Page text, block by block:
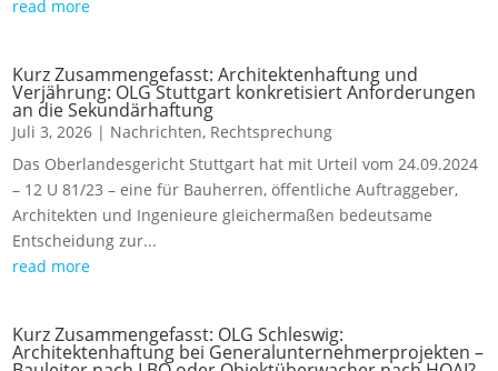
read more
Kurz Zusammengefasst: Architektenhaftung und
Verjährung: OLG Stuttgart konkretisiert Anforderungen
an die Sekundärhaftung
Juli 3, 2026 | Nachrichten, Rechtsprechung
Das Oberlandesgericht Stuttgart hat mit Urteil vom 24.09.2024
– 12 U 81/23 – eine für Bauherren, öffentliche Auftraggeber,
Architekten und Ingenieure gleichermaßen bedeutsame
Entscheidung zur...
read more
Kurz Zusammengefasst: OLG Schleswig:
Architektenhaftung bei Generalunternehmerprojekten –